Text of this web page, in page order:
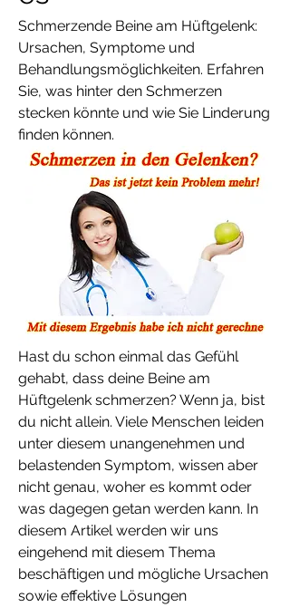
Schmerzende Beine am Hüftgelenk:
Ursachen, Symptome und
Behandlungsmöglichkeiten. Erfahren
Sie, was hinter den Schmerzen
stecken könnte und wie Sie Linderung
finden können.
Hast du schon einmal das Gefühl
gehabt, dass deine Beine am
Hüftgelenk schmerzen? Wenn ja, bist
du nicht allein. Viele Menschen leiden
unter diesem unangenehmen und
belastenden Symptom, wissen aber
nicht genau, woher es kommt oder
was dagegen getan werden kann. In
diesem Artikel werden wir uns
eingehend mit diesem Thema
beschäftigen und mögliche Ursachen
sowie effektive Lösungen